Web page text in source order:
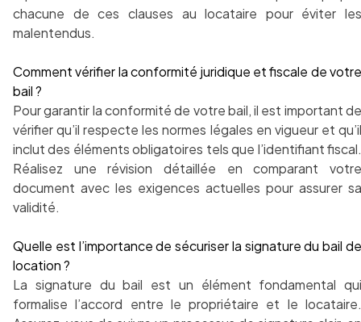
chacune de ces clauses au locataire pour éviter les
malentendus.
Comment vérifier la conformité juridique et fiscale de votre
bail ?
Pour garantir la conformité de votre bail, il est important de
vérifier qu’il respecte les normes légales en vigueur et qu’il
inclut des éléments obligatoires tels que l’identifiant fiscal.
Réalisez une révision détaillée en comparant votre
document avec les exigences actuelles pour assurer sa
validité.
Quelle est l’importance de sécuriser la signature du bail de
location ?
La signature du bail est un élément fondamental qui
formalise l’accord entre le propriétaire et le locataire.